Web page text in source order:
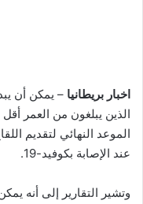
اخبار بريطانيا – يمكن أن
الموعد النهائي لتقديم
عند الإصابة بكوفيد-19.
وتشير التقارير إلى أنه